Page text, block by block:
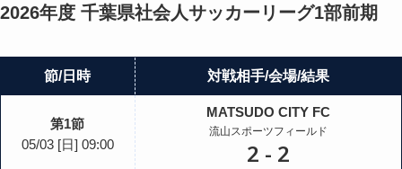
2026年度 千葉県社会人サッカーリーグ1部前期
節 日時 対戦相手 会場 結果
第1節
05/03 [日] 09:00
MATSUDO CITY FC
流山スポーツフィールド
2 - 2